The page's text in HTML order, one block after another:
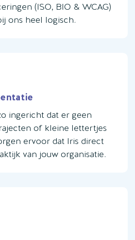
(ISO, BIO & WCAG)
ons heel logisch.
ingericht dat er geen
of kleine lettertjes
ervoor dat Iris direct
van jouw organisatie.